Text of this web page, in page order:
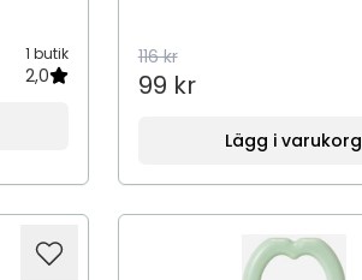
1 butik
2,0
116 kr
99 kr
Lägg i varukorg